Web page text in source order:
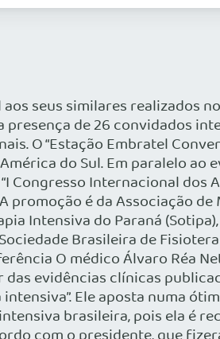
seus similares realizados
de 26 convidados
O “Estação Embratel
do Sul. Em paralelo ao
Congresso Internacional dos
promoção é da Associação
Intensiva do Paraná
Brasileira de
O médico Álvaro Réa
evidências clínicas
Ele aposta numa
brasileira, pois ela é